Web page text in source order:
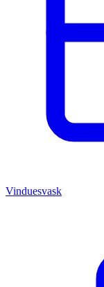
Vinduesvask